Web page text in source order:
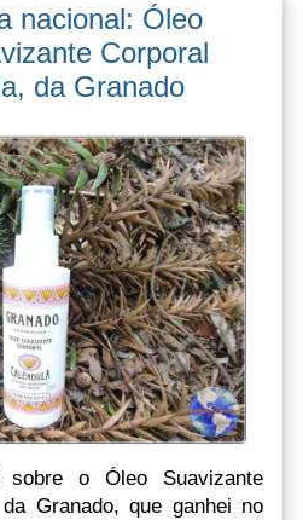
nacional: Óleo
Corporal
da Granado
o Óleo Suavizante
Granado, que ganhei no